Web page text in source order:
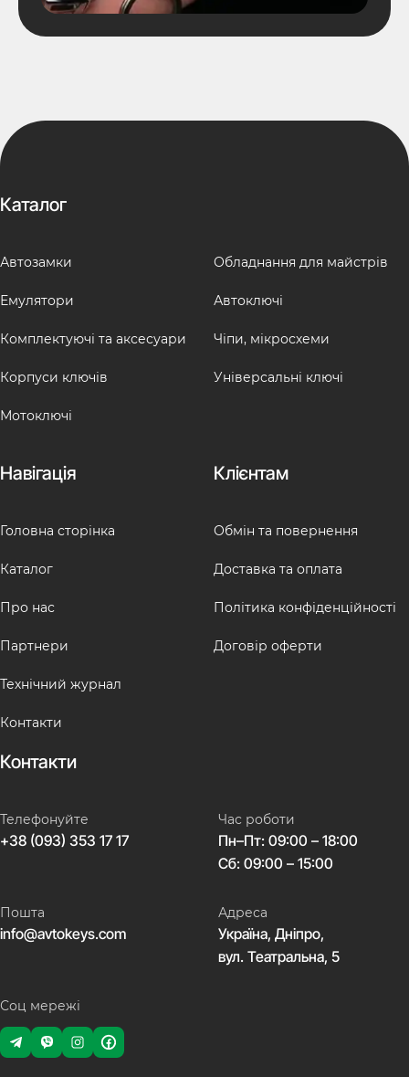
Каталог
Автозамки
Емулятори
Комплектуючі та аксесуари
Корпуси ключів
Мотоключі
Обладнання для майстрів
Автоключі
Чіпи, мікросхеми
Універсальні ключі
Навігація
Головна сторінка
Каталог
Про нас
Партнери
Технічний журнал
Контакти
Клієнтам
Обмін та повернення
Доставка та оплата
Політика конфіденційності
Договір оферти
Контакти
Телефонуйте
+38 (093) 353 17 17
Час роботи
Пн–Пт: 09:00 – 18:00
Сб: 09:00 – 15:00
Пошта
info@avtokeys.com
Адреса
Україна, Дніпро,
вул. Театральна, 5
Соц мережі